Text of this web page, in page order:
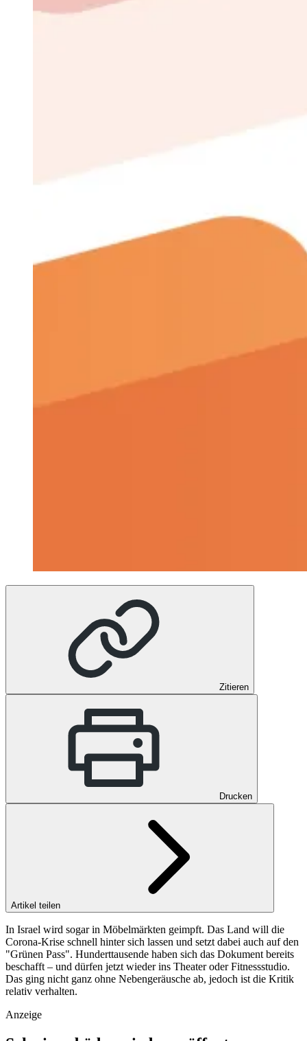
Zitieren
Drucken
Artikel teilen
In Israel wird sogar in Möbelmärkten geimpft. Das Land will die
Corona-Krise schnell hinter sich lassen und setzt dabei auch auf den
"Grünen Pass". Hunderttausende haben sich das Dokument bereits
beschafft – und dürfen jetzt wieder ins Theater oder Fitnessstudio.
Das ging nicht ganz ohne Nebengeräusche ab, jedoch ist die Kritik
relativ verhalten.
Anzeige